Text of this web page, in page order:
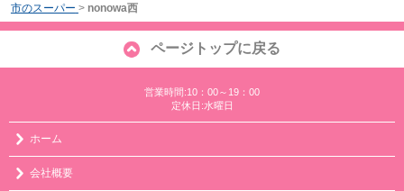
市のスーパー > nonowa西
ページトップに戻る
営業時間:10：00～19：00
定休日:水曜日
ホーム
会社概要